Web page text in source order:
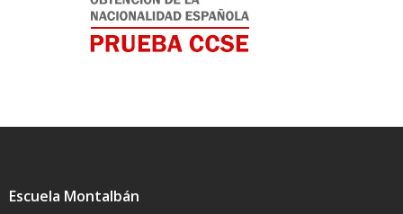
Escuela Montalbán